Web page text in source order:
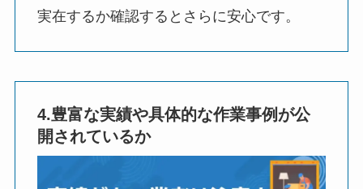
実在するか確認するとさらに安心です。
4.豊富な実績や具体的な作業事例が公
開されているか